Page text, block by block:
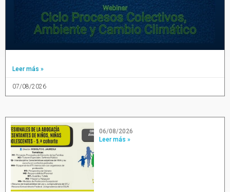
Leer más »
07/08/2026
06/08/2026
Leer más »